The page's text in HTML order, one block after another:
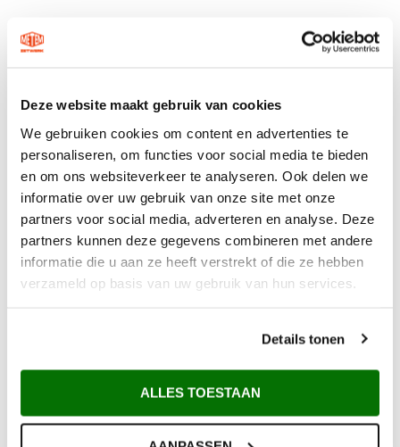
Deze website maakt gebruik van cookies
We gebruiken cookies om content en advertenties te
personaliseren, om functies voor social media te bieden
en om ons websiteverkeer te analyseren. Ook delen we
informatie over uw gebruik van onze site met onze
partners voor social media, adverteren en analyse. Deze
partners kunnen deze gegevens combineren met andere
informatie die u aan ze heeft verstrekt of die ze hebben
verzameld op basis van uw gebruik van hun services.
Details tonen
ALLES TOESTAAN
Waarom Metem Zetwerk?